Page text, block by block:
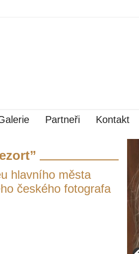
Partneři Kontakt
hlavního města
českého fotografa